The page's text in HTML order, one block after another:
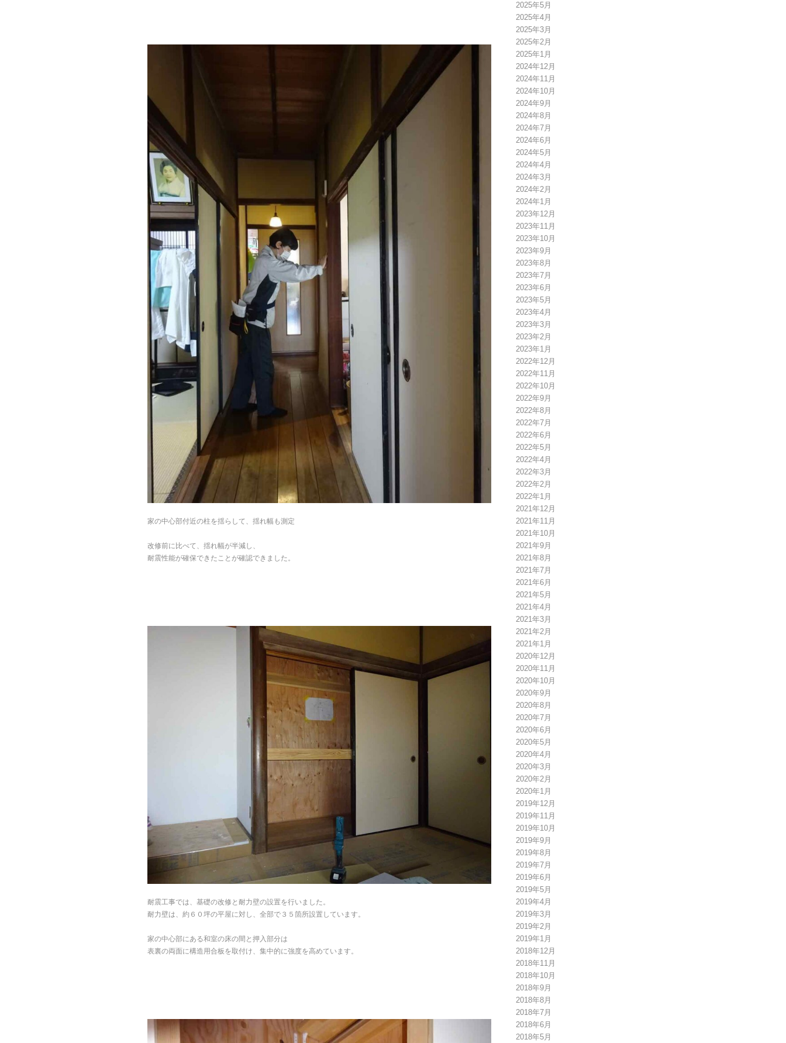
家の中心部付近の柱を揺らして、揺れ幅も測定
改修前に比べて、揺れ幅が半減し、
耐震性能が確保できたことが確認できました。
耐震工事では、基礎の改修と耐力壁の設置を行いました。
耐力壁は、約６０坪の平屋に対し、全部で３５箇所設置しています。
家の中心部にある和室の床の間と押入部分は
表裏の両面に構造用合板を取付け、集中的に強度を高めています。
2025年5月
2025年4月
2025年3月
2025年2月
2025年1月
2024年12月
2024年11月
2024年10月
2024年9月
2024年8月
2024年7月
2024年6月
2024年5月
2024年4月
2024年3月
2024年2月
2024年1月
2023年12月
2023年11月
2023年10月
2023年9月
2023年8月
2023年7月
2023年6月
2023年5月
2023年4月
2023年3月
2023年2月
2023年1月
2022年12月
2022年11月
2022年10月
2022年9月
2022年8月
2022年7月
2022年6月
2022年5月
2022年4月
2022年3月
2022年2月
2022年1月
2021年12月
2021年11月
2021年10月
2021年9月
2021年8月
2021年7月
2021年6月
2021年5月
2021年4月
2021年3月
2021年2月
2021年1月
2020年12月
2020年11月
2020年10月
2020年9月
2020年8月
2020年7月
2020年6月
2020年5月
2020年4月
2020年3月
2020年2月
2020年1月
2019年12月
2019年11月
2019年10月
2019年9月
2019年8月
2019年7月
2019年6月
2019年5月
2019年4月
2019年3月
2019年2月
2019年1月
2018年12月
2018年11月
2018年10月
2018年9月
2018年8月
2018年7月
2018年6月
2018年5月